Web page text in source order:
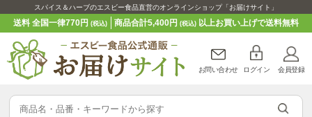
スパイス＆ハーブのエスビー食品直営のオンラインショップ「お届けサイト」
送料 全国一律770円(税込) 商品合計5,400円 (税込)以上お買い上げで送料無料
お問い合わせ ログイン 会員登録